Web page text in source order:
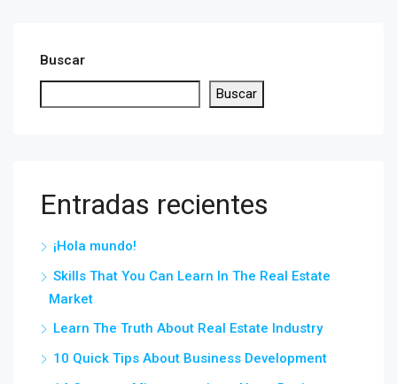
Buscar
Buscar
Entradas recientes
¡Hola mundo!
Skills That You Can Learn In The Real Estate
Market
Learn The Truth About Real Estate Industry
10 Quick Tips About Business Development